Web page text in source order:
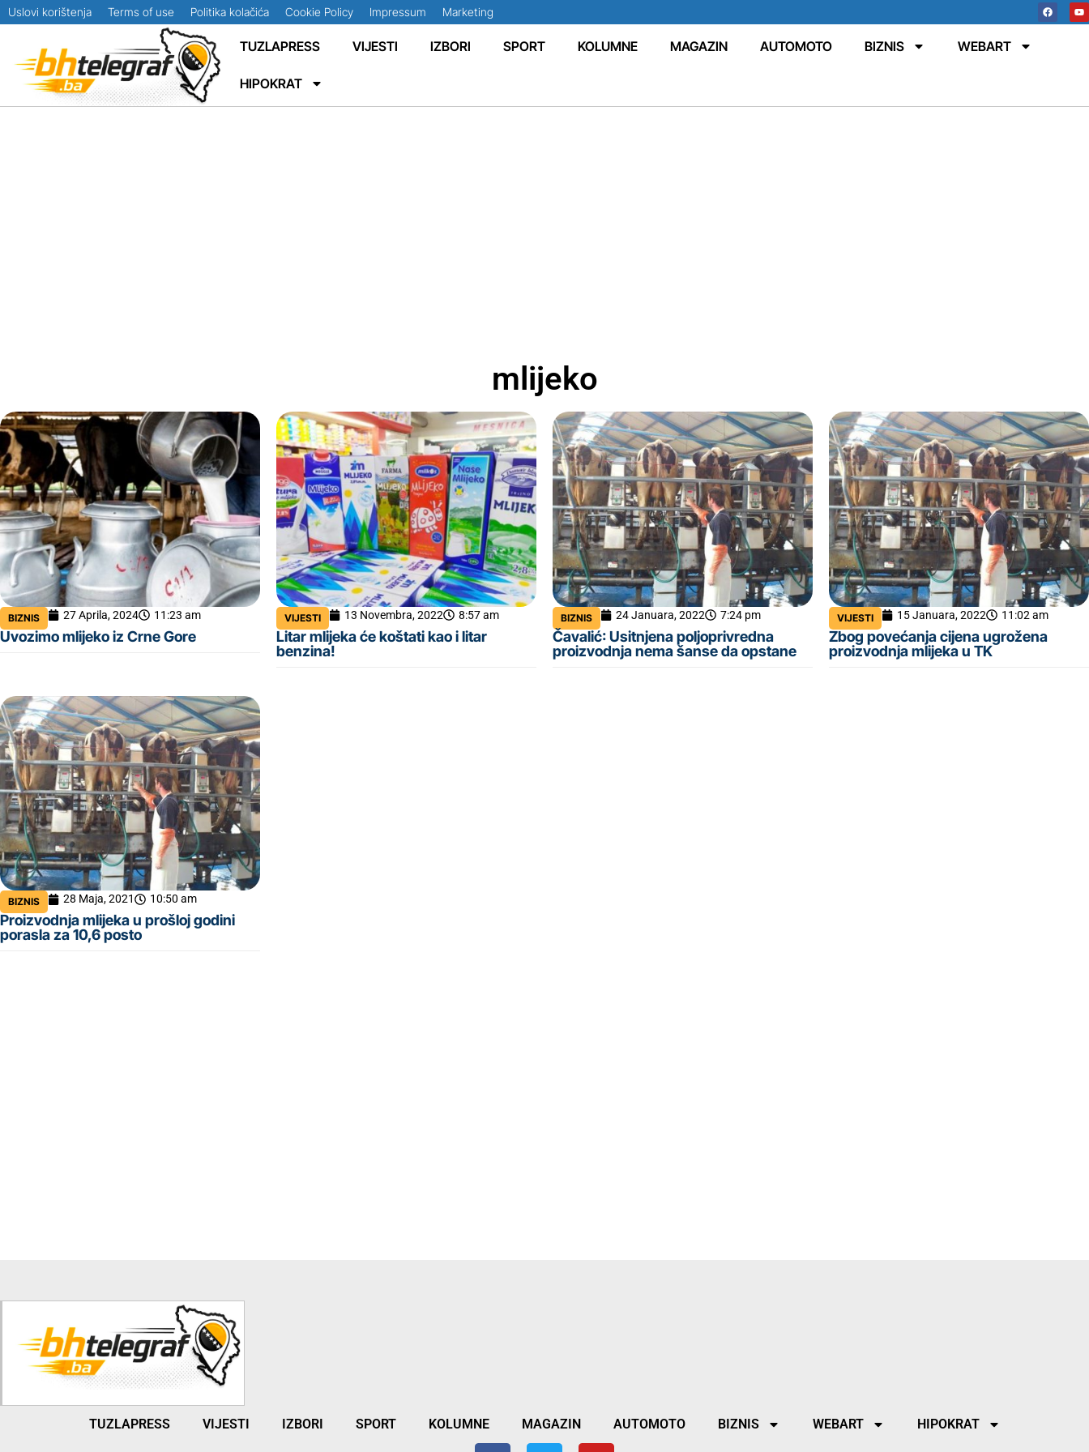
Uslovi korištenja Terms of use Politika kolačića Cookie Policy Impressum Marketing
TUZLAPRESS VIJESTI IZBORI SPORT KOLUMNE MAGAZIN AUTOMOTO BIZNIS WEBART
HIPOKRAT
mlijeko
BIZNIS 27 Aprila, 2024 11:23 am
Uvozimo mlijeko iz Crne Gore
VIJESTI 13 Novembra, 2022 8:57 am
Litar mlijeka će koštati kao i litar
benzina!
BIZNIS 24 Januara, 2022 7:24 pm
Čavalić: Usitnjena poljoprivredna
proizvodnja nema šanse da opstane
VIJESTI 15 Januara, 2022 11:02 am
Zbog povećanja cijena ugrožena
proizvodnja mlijeka u TK
BIZNIS 28 Maja, 2021 10:50 am
Proizvodnja mlijeka u prošloj godini
porasla za 10,6 posto
TUZLAPRESS VIJESTI IZBORI SPORT KOLUMNE MAGAZIN AUTOMOTO BIZNIS WEBART HIPOKRAT